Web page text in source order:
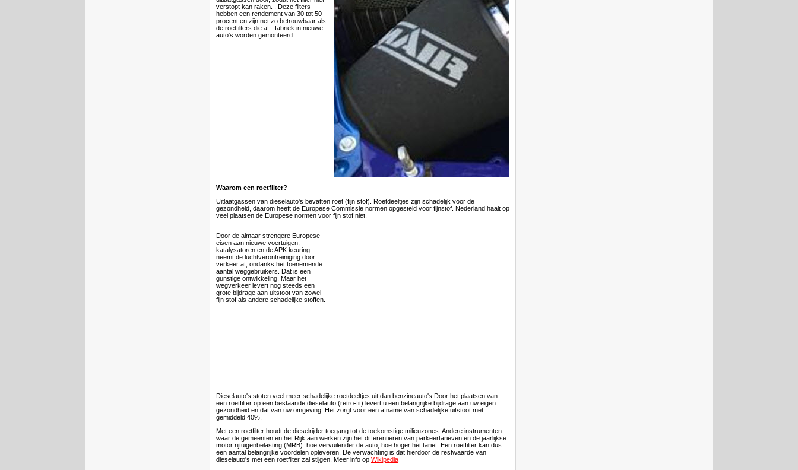
verstopt kan raken. . Deze filters
hebben een rendement van 30 tot 50
procent en zijn net zo betrouwbaar als
de roetfilters die af - fabriek in nieuwe
auto's worden gemonteerd.
Waarom een roetfilter?
Uitlaatgassen van dieselauto's bevatten roet (fijn stof). Roetdeeltjes zijn schadelijk voor de
gezondheid, daarom heeft de Europese Commissie normen opgesteld voor fijnstof. Nederland haalt op
veel plaatsen de Europese normen voor fijn stof niet.
Door de almaar strengere Europese
eisen aan nieuwe voertuigen,
katalysatoren en de APK keuring
neemt de luchtverontreiniging door
verkeer af, ondanks het toenemende
aantal weggebruikers. Dat is een
gunstige ontwikkeling. Maar het
wegverkeer levert nog steeds een
grote bijdrage aan uitstoot van zowel
fijn stof als andere schadelijke stoffen.
Dieselauto's stoten veel meer schadelijke roetdeeltjes uit dan benzineauto's Door het plaatsen van
een roetfilter op een bestaande dieselauto (retro-fit) levert u een belangrijke bijdrage aan uw eigen
gezondheid en dat van uw omgeving. Het zorgt voor een afname van schadelijke uitstoot met
gemiddeld 40%.
Met een roetfilter houdt de dieselrijder toegang tot de toekomstige milieuzones. Andere instrumenten
waar de gemeenten en het Rijk aan werken zijn het differentiëren van parkeertarieven en de jaarlijkse
motor rijtuigenbelasting (MRB): hoe vervuilender de auto, hoe hoger het tarief. Een roetfilter kan dus
een aantal belangrijke voordelen opleveren. De verwachting is dat hierdoor de restwaarde van
dieselauto's met een roetfilter zal stijgen. Meer info op Wikipedia